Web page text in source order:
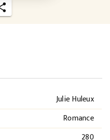
Julie Huleux
Romance
280